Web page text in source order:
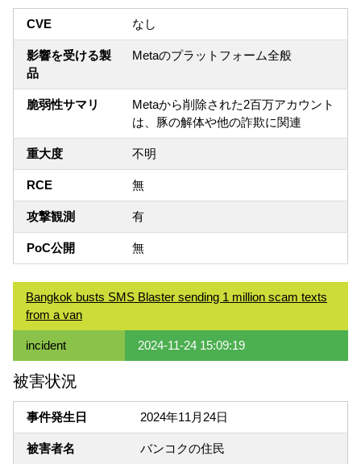
CVE なし
影響を受ける製
品
Metaのプラットフォーム全般
脆弱性サマリ
Metaから削除された2百万アカウント
は、豚の解体や他の詐欺に関連
重大度 不明
RCE 無
攻撃観測 有
PoC公開 無
Bangkok busts SMS Blaster sending 1 million scam texts
from a van
incident 2024-11-24 15:09:19
被害状況
事件発生日 2024年11月24日
被害者名 バンコクの住民